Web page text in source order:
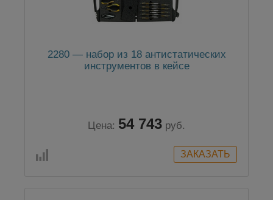
2280 — набор из 18 антистатических
инструментов в кейсе
Цена: 54 743 руб.